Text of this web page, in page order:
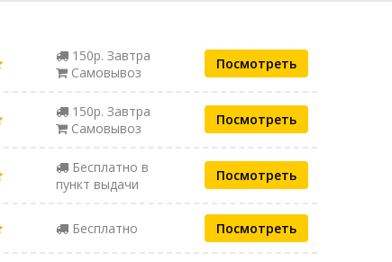
150р. Завтра
Самовывоз
Посмотреть
150р. Завтра
Самовывоз
Посмотреть
Бесплатно в
пункт выдачи
Посмотреть
Бесплатно Посмотреть